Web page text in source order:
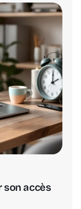
son accès